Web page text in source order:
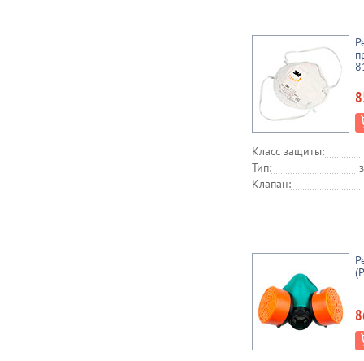
Класс защиты:
Тип:
Клапан: